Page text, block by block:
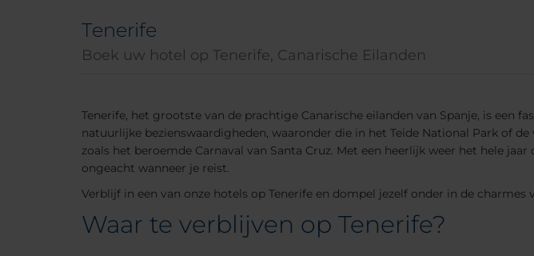
Tenerife
Boek uw hotel op Tenerife, Canarische Eilanden
Tenerife, het grootste van de prachtige Canarische eilanden van Spanje, is een
natuurlijke bezienswaardigheden, waaronder die in het Teide National Park of
zoals het beroemde Carnaval van Santa Cruz. Met een heerlijk weer het hele
ongeacht wanneer je reist.
Verblijf in een van onze hotels op Tenerife en dompel jezelf onder in de charmes
Waar te verblijven op Tenerife?